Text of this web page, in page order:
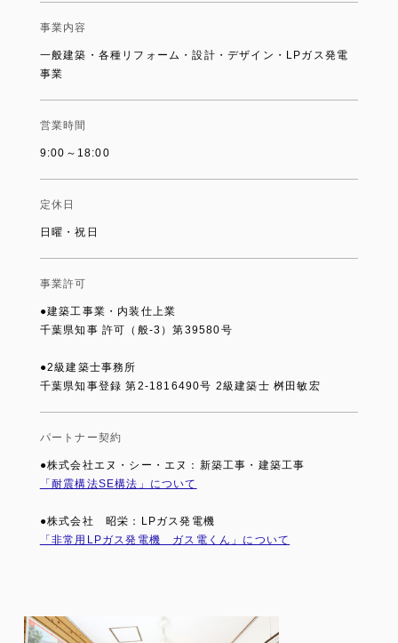
事業内容
一般建築・各種リフォーム・設計・デザイン・LPガス発電
事業
営業時間
9:00～18:00
定休日
日曜・祝日
事業許可
●建築工事業・内装仕上業
千葉県知事 許可（般-3）第39580号
●2級建築士事務所
千葉県知事登録 第2-1816490号 2級建築士 桝田敏宏
パートナー契約
●株式会社エヌ・シー・エヌ：新築工事・建築工事
「耐震構法SE構法」について
●株式会社 昭栄：LPガス発電機
「非常用LPガス発電機 ガス電くん」について